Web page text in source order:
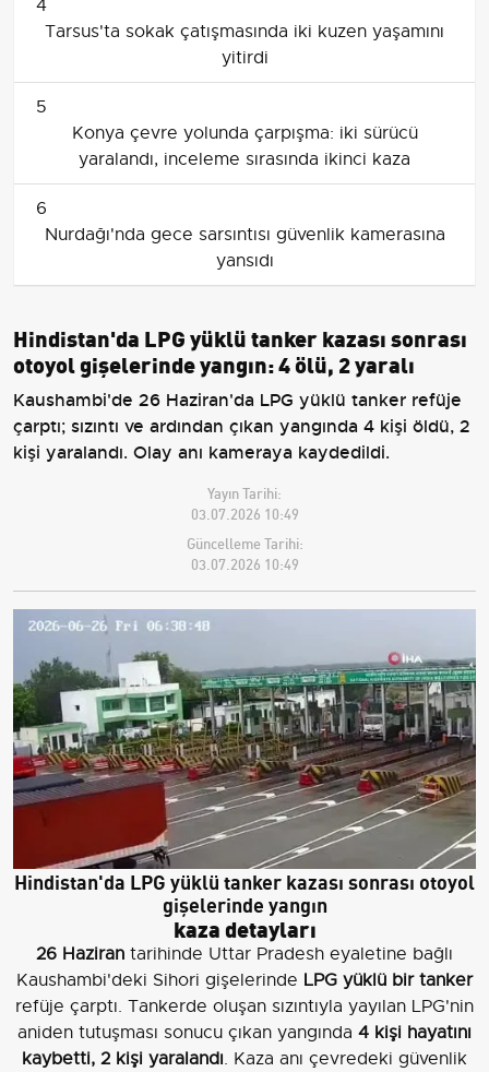
4
Tarsus'ta sokak çatışmasında iki kuzen yaşamını
yitirdi
5
Konya çevre yolunda çarpışma: iki sürücü
yaralandı, inceleme sırasında ikinci kaza
6
Nurdağı'nda gece sarsıntısı güvenlik kamerasına
yansıdı
Hindistan'da LPG yüklü tanker kazası sonrası
otoyol gişelerinde yangın: 4 ölü, 2 yaralı
Kaushambi'de 26 Haziran'da LPG yüklü tanker refüje
çarptı; sızıntı ve ardından çıkan yangında 4 kişi öldü, 2
kişi yaralandı. Olay anı kameraya kaydedildi.
Yayın Tarihi:
03.07.2026 10:49
Güncelleme Tarihi:
03.07.2026 10:49
Hindistan'da LPG yüklü tanker kazası sonrası otoyol
gişelerinde yangın
kaza detayları
26 Haziran tarihinde Uttar Pradesh eyaletine bağlı
Kaushambi'deki Sihori gişelerinde LPG yüklü bir tanker
refüje çarptı. Tankerde oluşan sızıntıyla yayılan LPG'nin
aniden tutuşması sonucu çıkan yangında 4 kişi hayatını
kaybetti, 2 kişi yaralandı. Kaza anı çevredeki güvenlik